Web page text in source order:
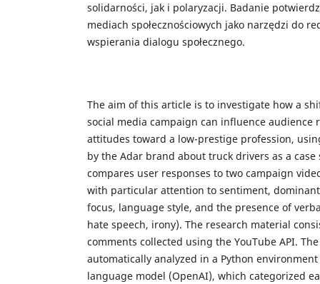
solidarności, jak i polaryzacji. Badanie
mediach społecznościowych jako narzędzi do
wspierania dialogu społecznego.
The aim of this article is to investigate how a
social media campaign can influence audience
attitudes toward a low-prestige profession,
by the Adar brand about truck drivers as a case
compares user responses to two campaign
with particular attention to sentiment,
focus, language style, and the presence of
hate speech, irony). The research material
comments collected using the YouTube API.
automatically analyzed in a Python environment
language model (OpenAI), which categorized